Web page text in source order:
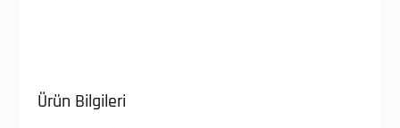
Ürün Bilgileri